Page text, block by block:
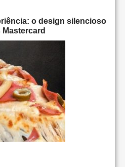
o design silencioso